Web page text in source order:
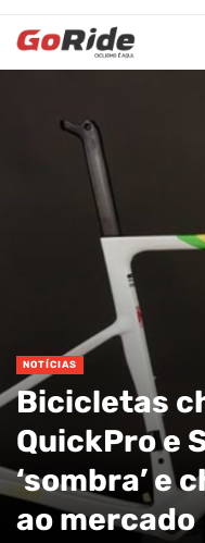
NOTÍCIAS
Bicicletas
QuickPro e
‘sombra’ e
ao mercado